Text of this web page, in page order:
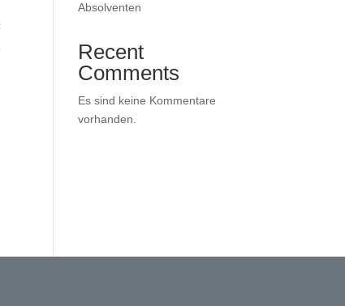
Absolventen
Recent
Comments
Es sind keine Kommentare
vorhanden.